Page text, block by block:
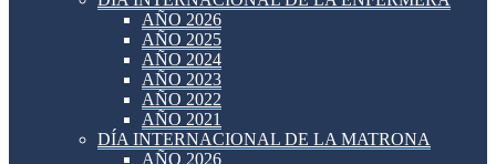
AÑO 2026
AÑO 2025
AÑO 2024
AÑO 2023
AÑO 2022
AÑO 2021
DÍA INTERNACIONAL DE LA MATRONA
AÑO 2026